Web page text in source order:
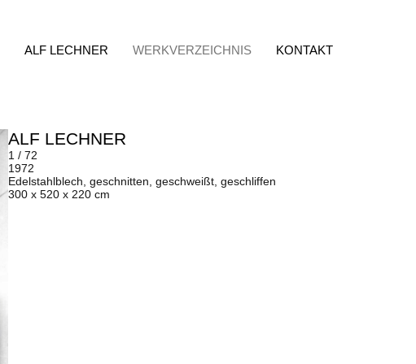
ALF LECHNER WERKVERZEICHNIS KONTAKT
ALF LECHNER
1 / 72
1972
Edelstahlblech, geschnitten, geschweißt, geschliffen
300 x 520 x 220 cm